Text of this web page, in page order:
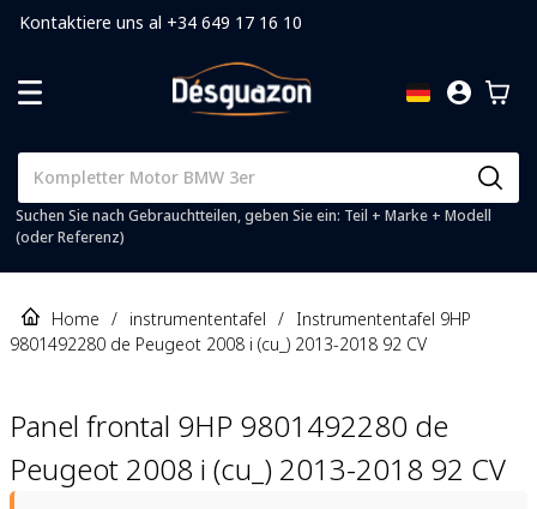
Kontaktiere uns al +34 649 17 16 10
Suchen Sie nach Gebrauchtteilen, geben Sie ein: Teil + Marke + Modell
(oder Referenz)
Home / instrumententafel / Instrumententafel 9HP
9801492280 de Peugeot 2008 i (cu_) 2013-2018 92 CV
Panel frontal 9HP 9801492280 de
Peugeot 2008 i (cu_) 2013-2018 92 CV